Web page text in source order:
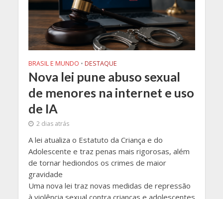
BRASIL E MUNDO • DESTAQUE
Nova lei pune abuso sexual
de menores na internet e uso
de IA
2 dias atrás
A lei atualiza o Estatuto da Criança e do
Adolescente e traz penas mais rigorosas, além
de tornar hediondos os crimes de maior
gravidade
Uma nova lei traz novas medidas de repressão
à violência sexual contra crianças e adolescentes